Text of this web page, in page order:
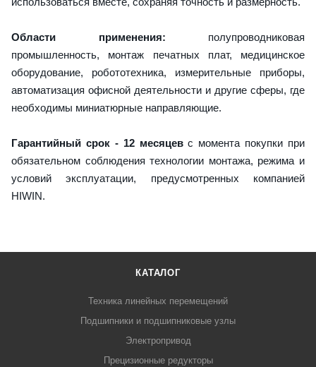
Области применения: полупроводниковая
промышленность, монтаж печатных плат, медицинское
оборудование, робототехника, измерительные приборы,
автоматизация офисной деятельности и другие сферы, где
необходимы миниатюрные направляющие.
Гарантийный срок - 12 месяцевс момента покупки при
обязательном соблюдения технологии монтажа, режима и
условий эксплуатации, предусмотренных компанией
HIWIN.
КАТАЛОГ
Техника линейных перемещений
Подшипники и подшипниковые узлы
Электропривод
Прецизионные редукторы